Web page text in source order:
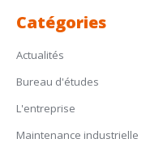
Catégories
Actualités
Bureau d'études
L'entreprise
Maintenance industrielle